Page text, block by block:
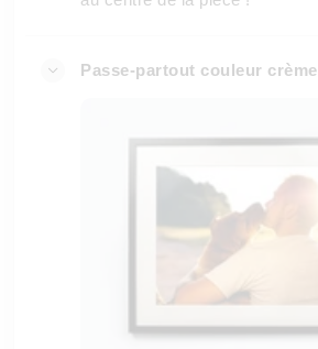
Passe-partout couleur crème